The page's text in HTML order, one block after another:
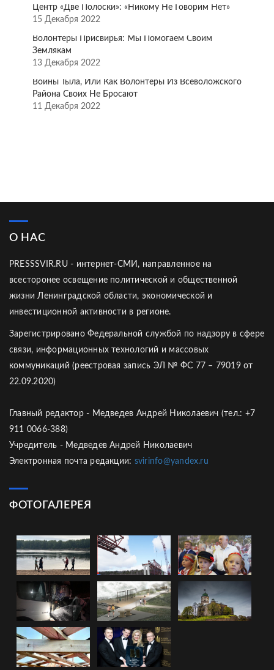
Центр «Две Полоски»: «Никому Не Говорим Нет»
15 Декабря 2022
Волонтёры Присвирья: Мы Помогаем Своим
Землякам
13 Декабря 2022
Воины Тыла, Или Как Волонтёры Из Всеволожского
Района Своих Не Бросают
11 Декабря 2022
О НАС
PRESSSVIR.RU - интернет-СМИ, направленное на
всесторонее освещение политической и общественной
жизни Ленинградской области, экономической и
инвестиционной активности в регионе.
Зарегистрировано Федеральной службой по надзору в сфере
связи, информационных технологий и массовых
коммуникаций (реестровая запись ЭЛ № ФС 77 – 79019 от
22.09.2020)
Главный редактор - Медведев Андрей Николаевич (тел.: +7
911 0066-388)
Учредитель - Медведев Андрей Николаевич
Электронная почта редакции: svirinfo@yandex.ru
ФОТОГАЛЕРЕЯ